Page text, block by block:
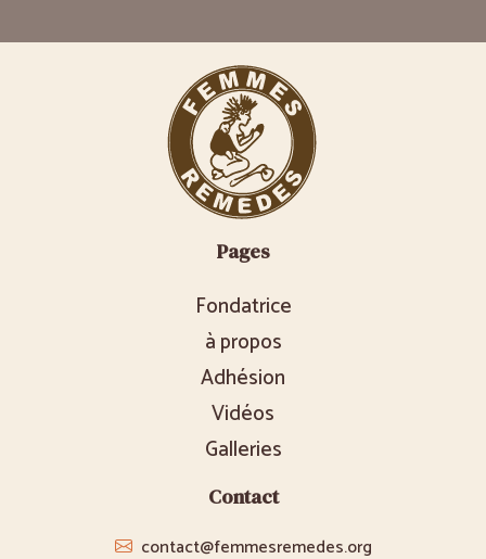
Pages
Fondatrice
à propos
Adhésion
Vidéos
Galleries
Contact
contact@femmesremedes.org